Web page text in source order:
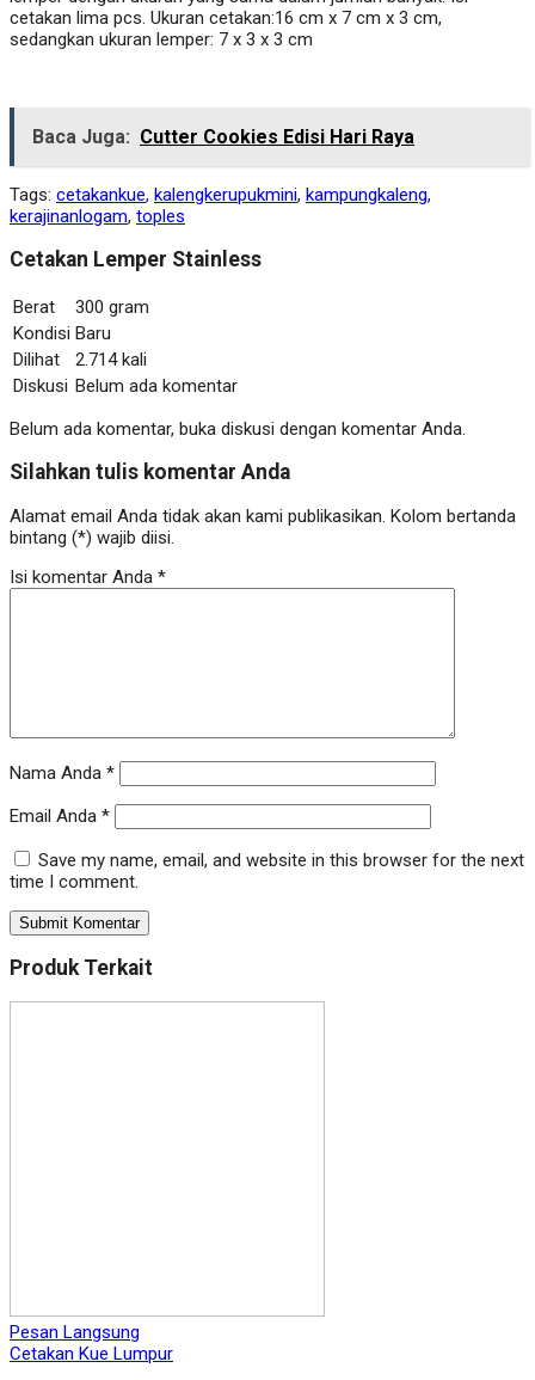
cetakan lima pcs. Ukuran cetakan:16 cm x 7 cm x 3 cm,
sedangkan ukuran lemper: 7 x 3 x 3 cm
Baca Juga: Cutter Cookies Edisi Hari Raya
Tags: cetakankue, kalengkerupukmini, kampungkaleng,
kerajinanlogam, toples
Cetakan Lemper Stainless
Berat
300 gram
Kondisi Baru
Dilihat
2.714 kali
Diskusi Belum ada komentar
Belum ada komentar, buka diskusi dengan komentar Anda.
Silahkan tulis komentar Anda
Alamat email Anda tidak akan kami publikasikan. Kolom bertanda
bintang (*) wajib diisi.
Isi komentar Anda *
Nama Anda *
Email Anda *
Save my name, email, and website in this browser for the next
time I comment.
Produk Terkait
Pesan Langsung
Cetakan Kue Lumpur